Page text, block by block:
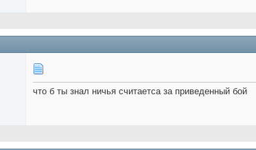
что б ты знал ничья считаетса за приведенный бой